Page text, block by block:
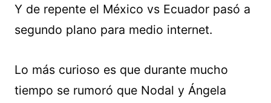
Y de repente el México vs Ecuador pasó a
segundo plano para medio internet.
Lo más curioso es que durante mucho
tiempo se rumoró que Nodal y Ángela